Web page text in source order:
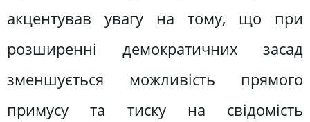
акцентував увагу на тому, що при
розширенні демократичних засад
зменшується можливість прямого
примусу та тиску на свідомість